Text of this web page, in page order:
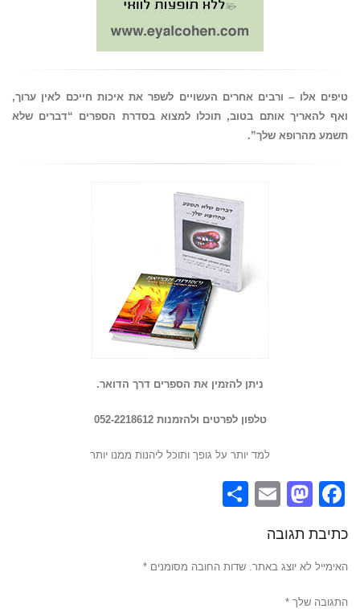
טיפים אלו – ורבים אחרים העשויים לשפר את איכות חייכם לאין ערוך,
ואף להאריך אותם בטוב, תוכלו למצוא בסדרת הספרים “דברים שלא
תשמע מהרופא שלך”.
ניתן להזמין את הספרים דרך הדואר.
טלפון לפרטים ולהזמנות 052-2218612
למד יותר על גופך ותוכל ליהנות ממנו יותר
Facebook
Mastodon
Email
כתיבת תגובה
האימייל לא יוצג באתר. שדות החובה מסומנים *
התגובה שלך *